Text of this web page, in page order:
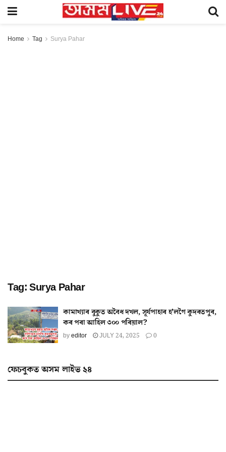
Home Tag Surya Pahar
Tag:Surya Pahar
কামাখ্যাৰ বুকুত অবৈধ দখল, সূৰ্যপাহাৰ হ’লগৈ কুদৰতপুৰ,
কৰ পৰা আহিল ৩০০ পৰিয়াল?
byeditor JULY 24, 2025 0
ফেচবুকত অসম লাইভ ২৪